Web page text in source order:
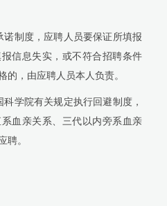
制度，应聘人员要保证所填报
信息失实，或不符合招聘条件
的，由应聘人员本人负责。
学院有关规定执行回避制度，
血亲关系、三代以内旁系血亲
聘。